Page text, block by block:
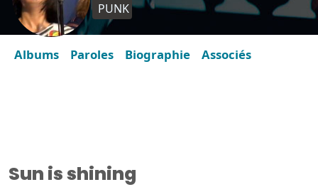
PUNK
Albums Paroles Biographie Associés
Sun is shining